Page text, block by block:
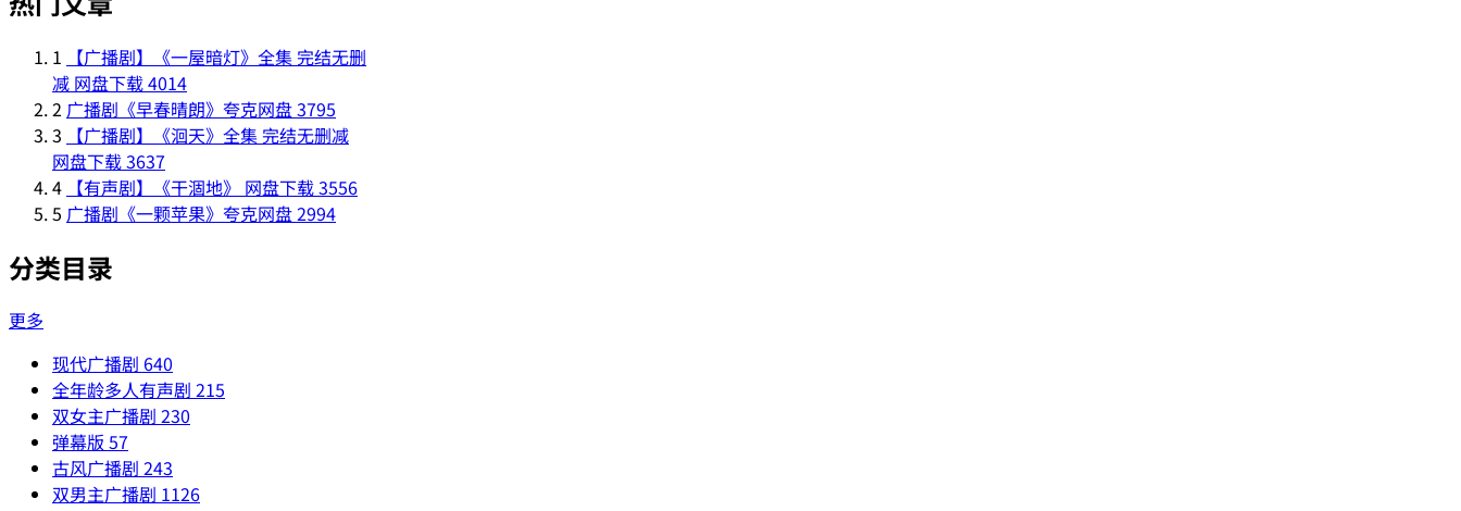
1
【广播剧】《一屋暗灯》全集 完结无删
减 网盘下载4014
2 广播剧《早春晴朗》夸克网盘3795
3
【广播剧】《洄天》全集 完结无删减
网盘下载3637
4 【有声剧】《干涸地》 网盘下载3556
5 广播剧《一颗苹果》夸克网盘2994
分类目录
更多
现代广播剧 640
全年龄多人有声剧 215
双女主广播剧 230
弹幕版 57
古风广播剧 243
双男主广播剧 1126